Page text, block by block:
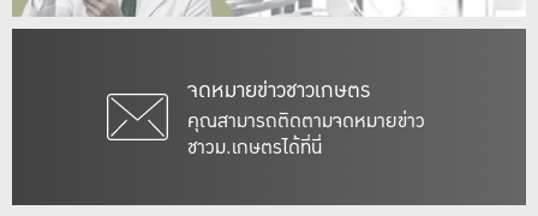
จดหมายข่าวชาวเกษตร
คุณสามารถติดตามจดหมายข่าว
ชาวม.เกษตรได้ที่นี่